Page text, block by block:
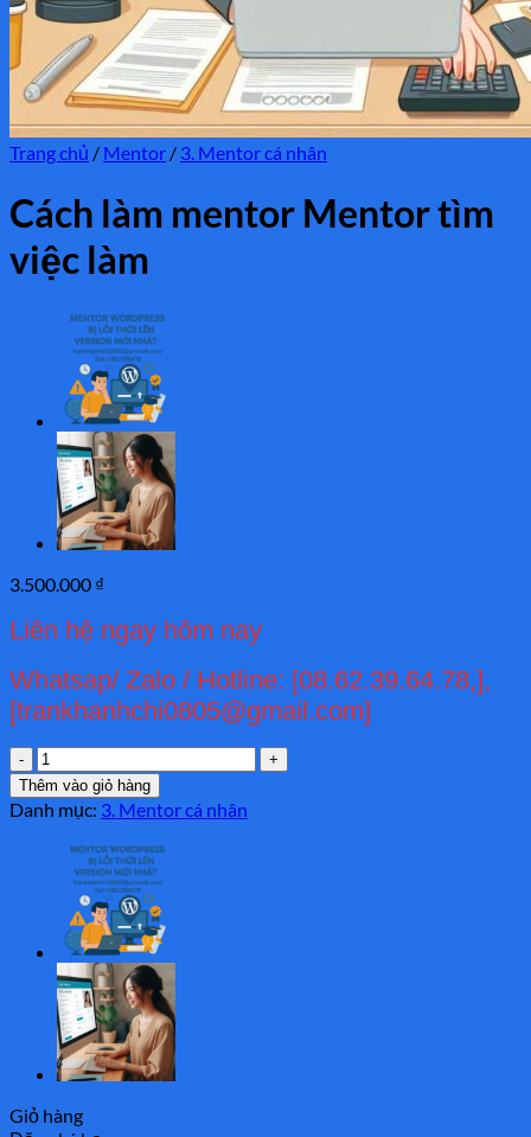
Trang chủ / Mentor / 3. Mentor cá nhân
Cách làm mentor Mentor tìm
việc làm
3.500.000 ₫
Liên hệ ngay hôm nay
Whatsap/ Zalo / Hotline: [08.62.39.64.78,],
[trankhanhchi0805@gmail.com]
Cách
làm
mentor
Mentor
lượng
Thêm vào giỏ hàng
Danh mục: 3. Mentor cá nhân
Giỏ hàng